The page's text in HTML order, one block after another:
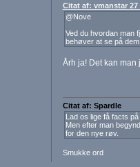
Citat af: vmanstar 27
@Nove
Ved du hvordan man
behøver at se på
Årh ja! Det kan
Citat af: Spardle
Lad os lige få facts
Men efter man
for den nye røv.
Smukke ord